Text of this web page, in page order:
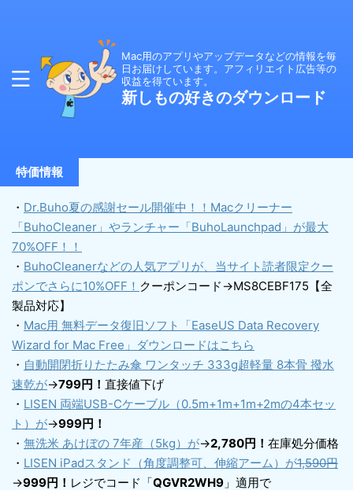
Mac用のアプリやアップデータなどの情報を毎
日お届けしています。アフィリエイト広告等の
収益を得ています。
新しもの好きのダウンロード
特価情報
・ Dr.Buho夏の感謝セール開催中！！Macクリーナー
「BuhoCleaner」やランチャー「BuhoLaunchpad」が最大
70%OFF！！
・ BuhoCleanerなどの人気アプリが、当サイト読者限定クー
ポンでさらに10%OFF！ クーポンコード→MS8CEBF175【全
製品対応】
・ Mac用 無料データ復旧ソフト「EaseUS Data Recovery
Wizard for Mac Free」ダウンロードはこちら
・ 自動開閉折りたたみ傘 ワンタッチ 333g超軽量 8本骨 撥水
速乾が→799円！ 直接値下げ
・ LISEN 両端USB-Cケーブル（0.5m+1m+1m+2mの4本セッ
ト）が→999円！
・ 無洗米 あけぼの 7年産（5kg）が→2,780円！ 在庫処分価格
・ LISEN iPadスタンド（角度調整可、伸縮アーム）が1,590円
→999円！ レジでコード「QGVR2WH9 」適用で